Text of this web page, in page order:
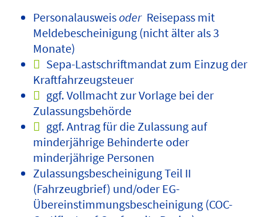
PersonalausweisoderReisepass mit
Meldebescheinigung (nicht älter als 3
Monate)
Sepa-Lastschriftmandat zum Einzug der
Kraftfahrzeugsteuer
ggf. Vollmacht zur Vorlage bei der
Zulassungsbehörde
ggf. Antrag für die Zulassung auf
minderjährige Behinderte oder
minderjährige Personen
Zulassungsbescheinigung Teil II
(Fahrzeugbrief) und/oder EG-
Übereinstimmungsbescheinigung (COC-